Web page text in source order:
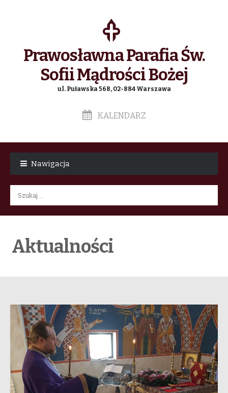
Prawosławna Parafia Św.
Sofii Mądrości Bożej
ul. Puławska 568, 02-884 Warszawa
KALENDARZ
Nawigacja
Szukaj:
Aktualności